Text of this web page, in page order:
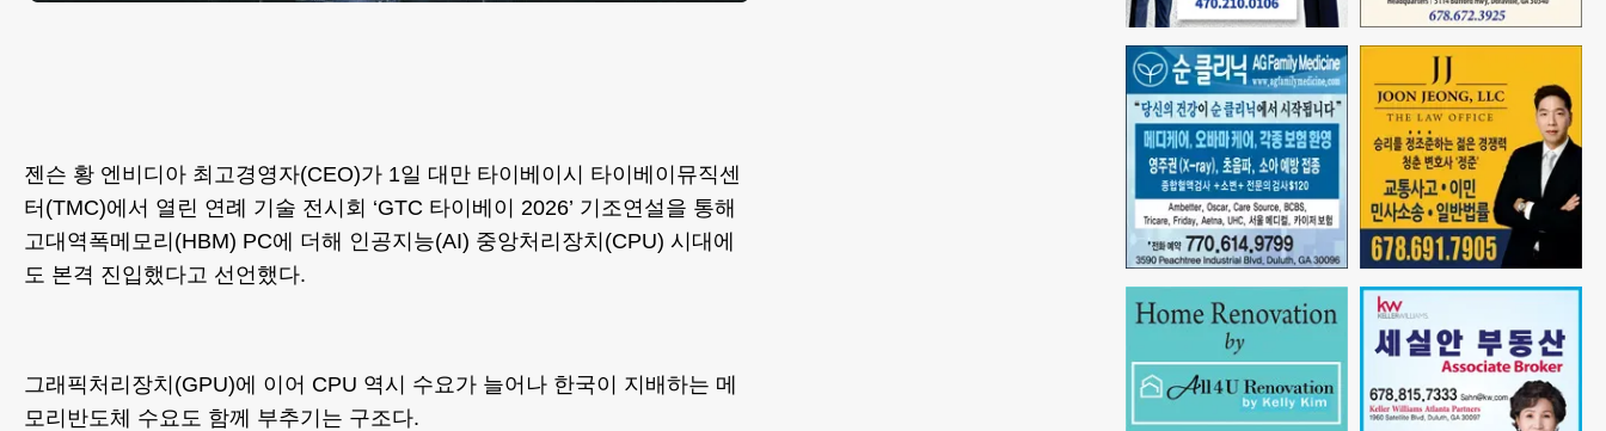
젠슨 황 엔비디아 최고경영자(CEO)가 1일 대만 타이베이시 타이베이뮤직센
터(TMC)에서 열린 연례 기술 전시회 ‘GTC 타이베이 2026’ 기조연설을 통해
고대역폭메모리(HBM) PC에 더해 인공지능(AI) 중앙처리장치(CPU) 시대에
도 본격 진입했다고 선언했다.
그래픽처리장치(GPU)에 이어 CPU 역시 수요가 늘어나 한국이 지배하는 메
모리반도체 수요도 함께 부추기는 구조다.